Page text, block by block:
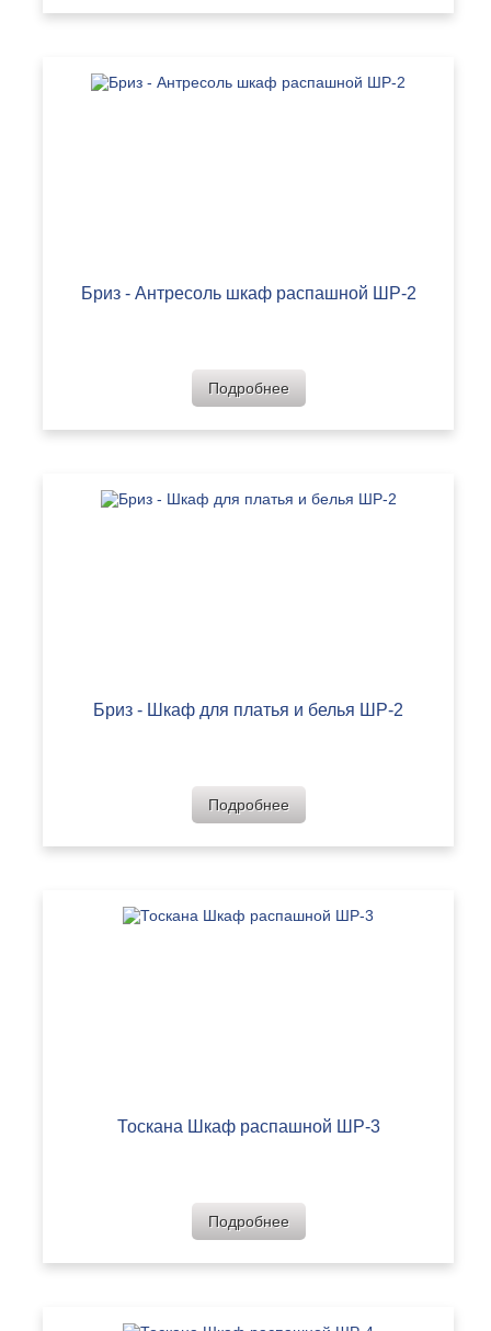
Бриз - Антресоль шкаф распашной ШР-2
Подробнее
Бриз - Шкаф для платья и белья ШР-2
Подробнее
Тоскана Шкаф распашной ШР-3
Подробнее